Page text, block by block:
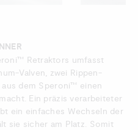
Retraktors umfasst
Valven, zwei Rippen-
aus dem Speroni™ einen
Ein präzis verarbeiteter
ein einfaches Wechseln der
sie sicher am Platz. Somit